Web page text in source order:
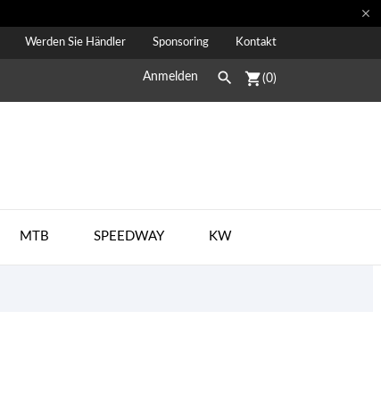

Werden Sie Händler Sponsoring Kontakt
Anmelden  shopping_cart(0)
MTB SPEEDWAY KW